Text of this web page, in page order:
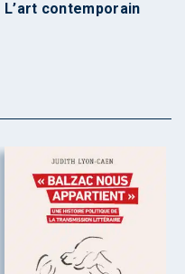
L’art contemporain